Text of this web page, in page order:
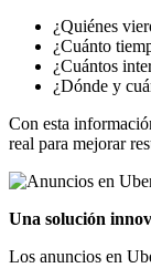
¿Quiénes
¿Cuánto
¿Cuántos
¿Dónde y
Con esta
real para mejorar
Una solución
Los anuncios en